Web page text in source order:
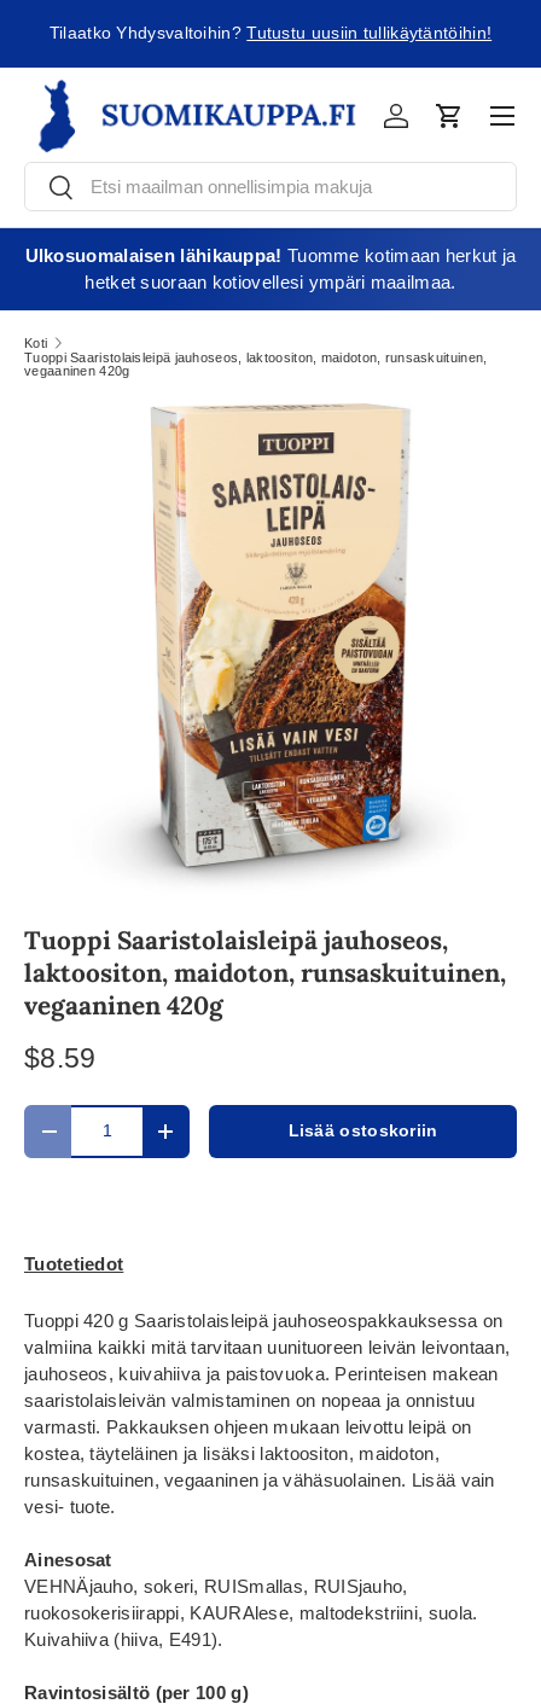
Jatka sisältöön
Tilaatko Yhdysvaltoihin?Tutustu uusiin tullikäytäntöihin!
EtsiEtsi
KirjauduOstoskori
Ulkosuomalaisen lähikauppa! Tuomme kotimaan herkut ja
hetket suoraan kotiovellesi ympäri maailmaa.
Koti
Tuoppi Saaristolaisleipä jauhoseos, laktoositon, maidoton, runsaskuituinen,
vegaaninen 420g
Tuoppi Saaristolaisleipä jauhoseos,
laktoositon, maidoton, runsaskuituinen,
vegaaninen 420g
$8.59
Määrä
Translation missing: fi.cart.items.decrease_quantity
Translation missing:Lisää ostoskoriin
Tuotetiedot
Tuoppi 420 g Saaristolaisleipä jauhoseospakkauksessa on
valmiina kaikki mitä tarvitaan uunituoreen leivän leivontaan,
jauhoseos, kuivahiiva ja paistovuoka. Perinteisen makean
saaristolaisleivän valmistaminen on nopeaa ja onnistuu
varmasti. Pakkauksen ohjeen mukaan leivottu leipä on
kostea, täyteläinen ja lisäksi laktoositon, maidoton,
runsaskuituinen, vegaaninen ja vähäsuolainen. Lisää vain
vesi- tuote.
Ainesosat
VEHNÄjauho, sokeri, RUISmallas, RUISjauho,
ruokosokerisiirappi, KAURAlese, maltodekstriini, suola.
Kuivahiiva (hiiva, E491).
Ravintosisältö (per 100 g)